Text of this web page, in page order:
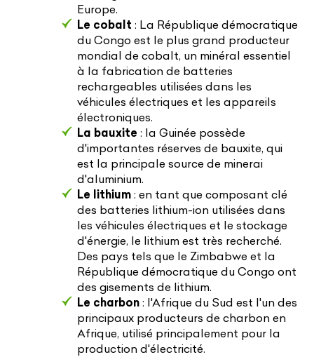
Europe.
Le cobalt : La République démocratique
du Congo est le plus grand producteur
mondial de cobalt, un minéral essentiel
à la fabrication de batteries
rechargeables utilisées dans les
véhicules électriques et les appareils
électroniques.
La bauxite : la Guinée possède
d'importantes réserves de bauxite, qui
est la principale source de minerai
d'aluminium.
Le lithium : en tant que composant clé
des batteries lithium-ion utilisées dans
les véhicules électriques et le stockage
d'énergie, le lithium est très recherché.
Des pays tels que le Zimbabwe et la
République démocratique du Congo ont
des gisements de lithium.
Le charbon : l'Afrique du Sud est l'un des
principaux producteurs de charbon en
Afrique, utilisé principalement pour la
production d'électricité.